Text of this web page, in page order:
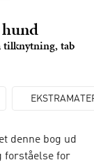
hund
tilknytning, tab
denne bog ud
forståelse for